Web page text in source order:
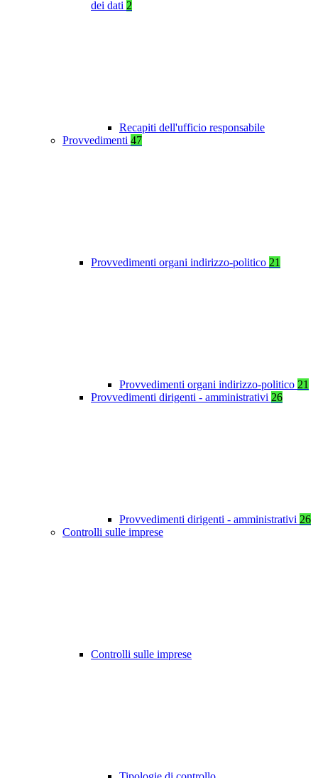
dei dati 2
Recapiti dell'ufficio responsabile
Provvedimenti 47
Provvedimenti organi indirizzo-politico 21
Provvedimenti organi indirizzo-politico 21
Provvedimenti dirigenti - amministrativi 26
Provvedimenti dirigenti - amministrativi 26
Controlli sulle imprese
Controlli sulle imprese